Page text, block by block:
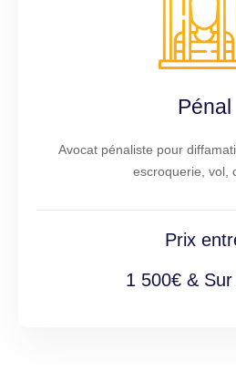
Pénal
Avocat pénaliste pour
escroquerie, vol,
Prix
1 500€ &